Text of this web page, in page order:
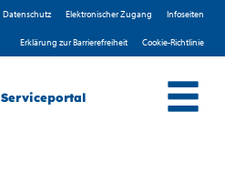
D­atenschutz Elektronischer Zugang Infoseiten
Erklärung zur Barrierefreiheit Cookie-Richtlinie
Serviceportal